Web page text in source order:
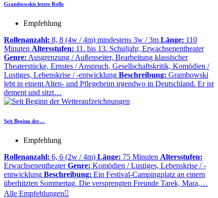
Grambowskis letzte Rolle
Empfehlung
Rollenanzahl: 8, 8 (4w / 4m) mindestens 3w / 3m Länge: 110
Minuten Altersstufen: 11. bis 13. Schuljahr, Erwachsenentheater
Genre: Ausgrenzung / Außenseiter, Bearbeitung klassischer
Theaterstücke, Ernstes / Anspruch, Gesellschaftskritik, Komödien /
Lustiges, Lebenskrise / -entwicklung Beschreibung: Grambowski
lebt in einem Alten- und Pflegeheim irgendwo in Deutschland. Er ist
dement und sitzt…
Seit Beginn der…
Empfehlung
Rollenanzahl: 6, 6 (2w / 4m) Länge: 75 Minuten Altersstufen:
Erwachsenentheater Genre: Komödien / Lustiges, Lebenskrise / -
entwicklung Beschreibung: Ein Festival-Campingplatz an einem
überhitzten Sommertag. Die versprengten Freunde Tarek, Mara,…
Alle Empfehlungen